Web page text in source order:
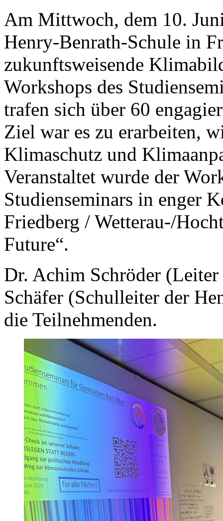
Am Mittwoch, dem 10.
Henry-Benrath-Schule in
zukunftsweisende
Workshops des
trafen sich über 60
Ziel war es zu erarbeiten,
Klimaschutz und
Veranstaltet wurde der
Studienseminars in enger
Friedberg / Wetterau-/
Future“.
Dr. Achim Schröder (Leiter
Schäfer (Schulleiter der
die Teilnehmenden.